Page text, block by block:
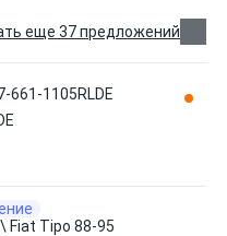
еще 37 предложений
661-1105RLDE
Fiat Tipo 88-95